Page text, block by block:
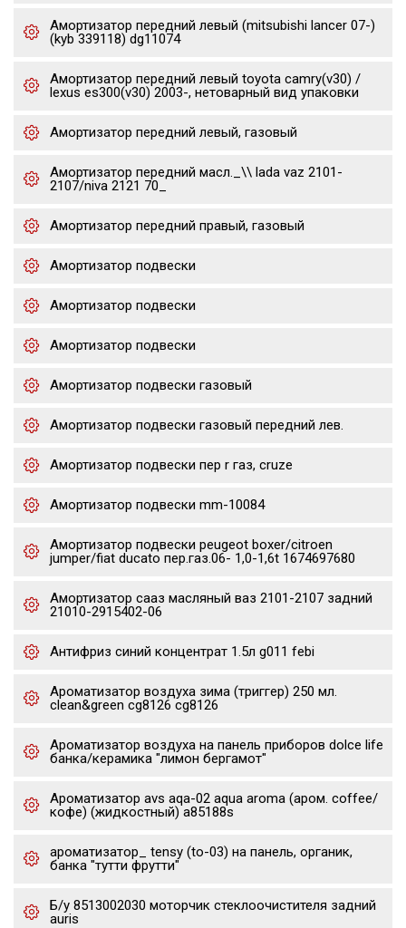
Амортизатор передний левый (mitsubishi lancer 07-)
(kyb 339118) dg11074
Амортизатор передний левый toyota camry(v30) /
lexus es300(v30) 2003-, нетоварный вид упаковки
Амортизатор передний левый, газовый
Амортизатор передний масл._\\ lada vaz 2101-
2107/niva 2121 70_
Амортизатор передний правый, газовый
Амортизатор подвески
Амортизатор подвески
Амортизатор подвески
Амортизатор подвески газовый
Амортизатор подвески газовый передний лев.
Амортизатор подвески пер r газ, cruze
Амортизатор подвески mm-10084
Амортизатор подвески peugeot boxer/citroen
jumper/fiat ducato пер.газ.06- 1,0-1,6t 1674697680
Амортизатор сааз масляный ваз 2101-2107 задний
21010-2915402-06
Антифриз синий концентрат 1.5л g011 febi
Ароматизатор воздуха зима (триггер) 250 мл.
clean&green cg8126 cg8126
Ароматизатор воздуха на панель приборов dolce life
банка/керамика "лимон бергамот"
Ароматизатор avs aqa-02 aqua aroma (аром. coffee/
кофе) (жидкостный) a85188s
ароматизатор_ tensy (to-03) на панель, органик,
банка "тутти фрутти"
Б/у 8513002030 моторчик стеклоочистителя задний
auris